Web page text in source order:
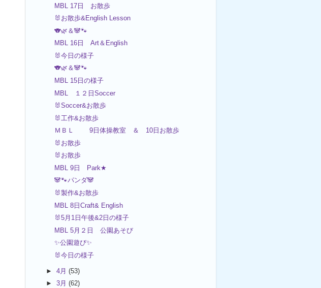
MBL 17日 お散歩
🐰お散歩&English Lesson
🐨🌿＆🐼🐾
MBL 16日 Art＆English
🐰今日の様子
🐨🌿＆🐼🐾
MBL 15日の様子
MBL １２日Soccer
🐰Soccer&お散歩
🐰工作&お散歩
ＭＢＬ 9日体操教室 ＆ 10日お散歩
🐰お散歩
🐰お散歩
MBL 9日 Park★
🐼🐾パンダ🐼
🐰製作&お散歩
MBL 8日Craft& English
🐰5月1日午後&2日の様子
MBL 5月２日 公園あそび
✨公園遊び✨
🐰今日の様子
►4月(53)
►3月(62)